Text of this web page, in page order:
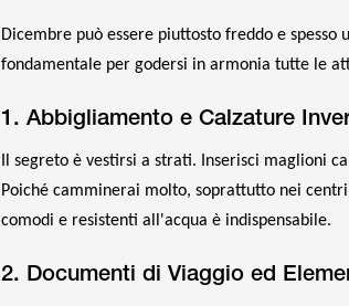
Dicembre può essere piuttosto freddo e
fondamentale per godersi in armonia tutte le
1. Abbigliamento e Calzature
Il segreto è vestirsi a strati. Inserisci maglioni
Poiché camminerai molto, soprattutto nei
comodi e resistenti all'acqua è indispensabile.
2. Documenti di Viaggio ed